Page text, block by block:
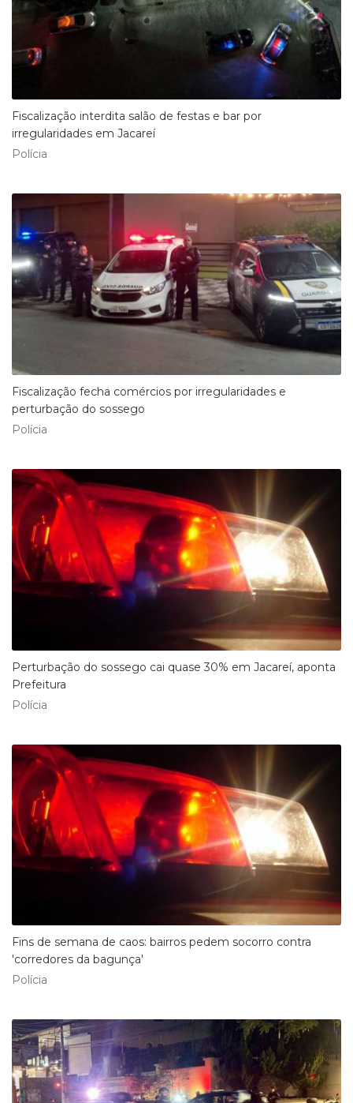
Fiscalização interdita salão de festas e bar por
irregularidades em Jacareí
Polícia
Fiscalização fecha comércios por irregularidades e
perturbação do sossego
Polícia
Perturbação do sossego cai quase 30% em Jacareí, aponta
Prefeitura
Polícia
Fins de semana de caos: bairros pedem socorro contra
'corredores da bagunça'
Polícia